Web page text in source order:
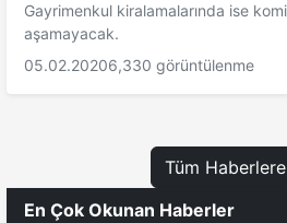
Gayrimenkul kiralamalarında ise
aşamayacak.
05.02.20206,330 görüntülenme
Tüm
En Çok Okunan Haberler